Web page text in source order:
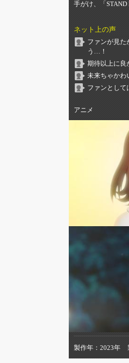
手がけ、「
ネット上の声
ファンが見た
う…！
期待以上に良
未来ちゃかわ
ファンとして
アニメ
製作年 2023年